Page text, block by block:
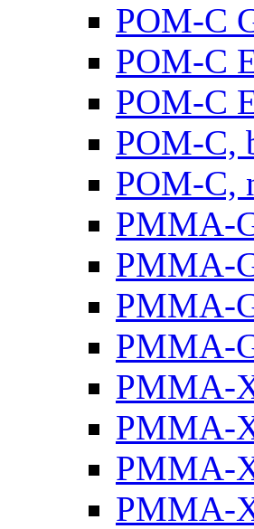
POM-C
POM-C
POM-C
POM-C,
POM-C,
PMMA-
PMMA-
PMMA-
PMMA-
PMMA-
PMMA-
PMMA-
PMMA-